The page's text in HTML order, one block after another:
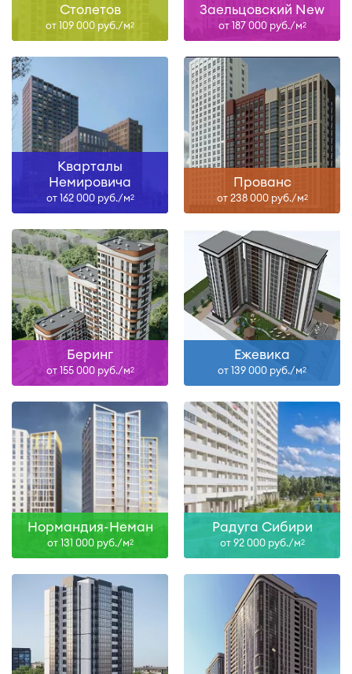
Столетов
от 109 000 руб./м2
Заельцовский New
от 187 000 руб./м2
Кварталы
Немировича
от 162 000 руб./м2
Прованс
от 238 000 руб./м2
Беринг
от 155 000 руб./м2
Ежевика
от 139 000 руб./м2
Нормандия-Неман
от 131 000 руб./м2
Радуга Сибири
от 92 000 руб./м2